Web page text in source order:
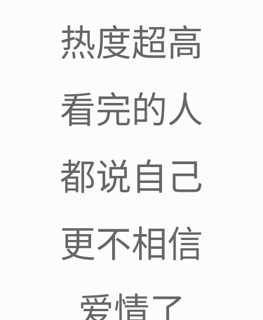
热度超高
看完的人
都说自己
更不相信
爱情了